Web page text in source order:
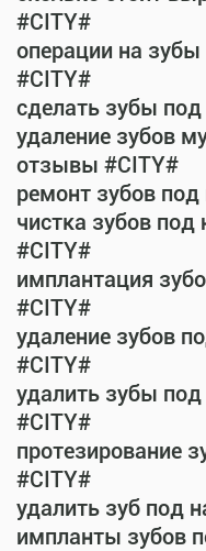
#CITY#
операции на
#CITY#
сделать зубы
удаление зубов
отзывы #CITY#
ремонт зубов
чистка зубов
#CITY#
имплантация
#CITY#
удаление зубов
#CITY#
удалить зубы
#CITY#
протезирование
#CITY#
удалить зуб под
импланты зубов